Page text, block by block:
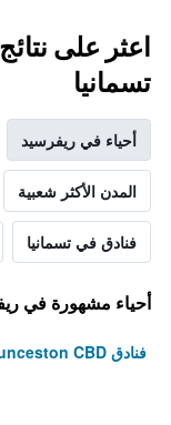
اعثر على
تسمانيا
أحياء في ريفرسيد
المدن الأكثر شعبية
فنادق في تسمانيا
أحياء مشهورة في
فنادق Launceston CBD, ونسيستون